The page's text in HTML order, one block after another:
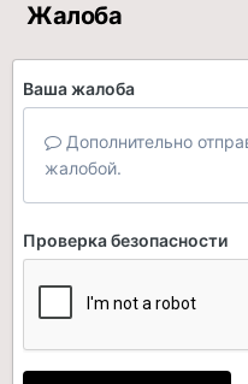
Жалоба
Ваша жалоба
Дополнительно
жалобой.
Проверка безопасности